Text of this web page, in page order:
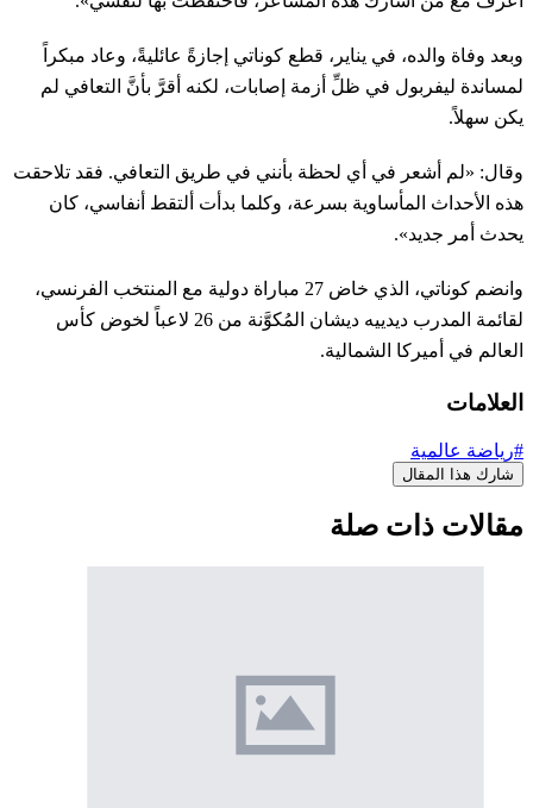
وبعد وفاة والده، في يناير، قطع كوناتي إجازةً عائليةً، وعاد مبكراً
لمساندة ليفربول في ظلِّ أزمة إصابات، لكنه أقرَّ بأنَّ التعافي لم
يكن سهلاً.
وقال: «لم أشعر في أي لحظة بأنني في طريق التعافي. فقد تلاحقت
هذه الأحداث المأساوية بسرعة، وكلما بدأت ألتقط أنفاسي، كان
يحدث أمر جديد».
وانضم ​كوناتي، الذي خاض 27 ​مباراة دولية مع المنتخب الفرنسي،
لقائمة المدرب ديدييه ديشان المُكوَّنة من 26 لاعباً لخوض كأس
العالم في أميركا الشمالية.
العلامات
#رياضة عالمية
شارك هذا المقال
مقالات ذات صلة